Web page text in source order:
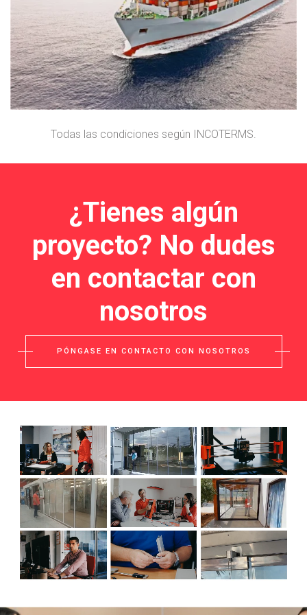
1
Perfilería y/o accesorios desde nuestra
fábrica en España.
Todas las condiciones según INCOTERMS.
¿Tienes algún
proyecto? No dudes
en contactar con
nosotros
PÓNGASE EN CONTACTO CON NOSOTROS